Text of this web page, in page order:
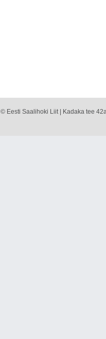
© Eesti Saalihoki Liit | Kadaka tee